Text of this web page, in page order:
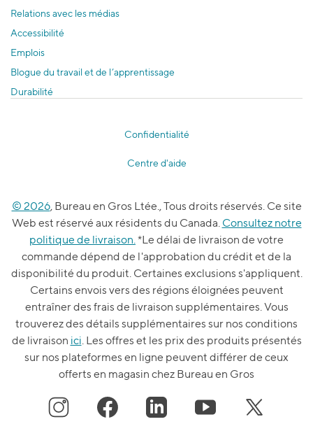
Relations avec les médias
Accessibilité
Emplois
Blogue du travail et de l’apprentissage
Durabilité
Confidentialité
Centre d'aide
© 2026, Bureau en Gros Ltée., Tous droits réservés. Ce site
Web est réservé aux résidents du Canada. Consultez notre
politique de livraison.*Le délai de livraison de votre
commande dépend de l'approbation du crédit et de la
disponibilité du produit. Certaines exclusions s'appliquent.
Certains envois vers des régions éloignées peuvent
entraîner des frais de livraison supplémentaires. Vous
trouverez des détails supplémentaires sur nos conditions
de livraison ici. Les offres et les prix des produits présentés
sur nos plateformes en ligne peuvent différer de ceux
offerts en magasin chez Bureau en Gros